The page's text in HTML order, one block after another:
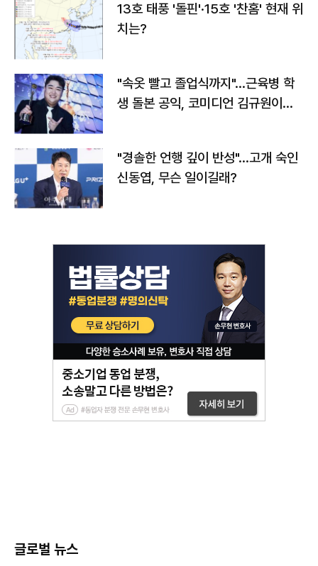
13호 태풍 '돌핀'·15호 '찬홈' 현재 위
치는?
"속옷 빨고 졸업식까지"…근육병 학
생 돌본 공익, 코미디언 김규원이었
"경솔한 언행 깊이 반성"…고개 숙인
신동엽, 무슨 일이길래?
글로벌 뉴스